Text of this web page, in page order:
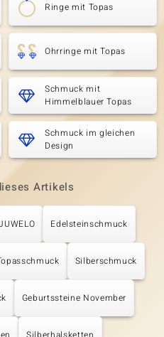
Ringe mit Topas
Ohrringe mit Topas
Schmuck mit
Himmelblauer Topas
Schmuck im gleichen
Design
Artikels
Edelsteinschmuck
Silberschmuck
Geburtssteine November